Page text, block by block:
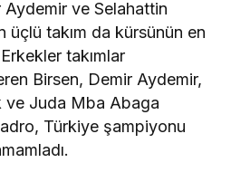
ve Selahattin
üçlü takım da kürsünün en
takımlar
Birsen, Demir Aydemir,
ve Juda Mba Abaga
Türkiye şampiyonu